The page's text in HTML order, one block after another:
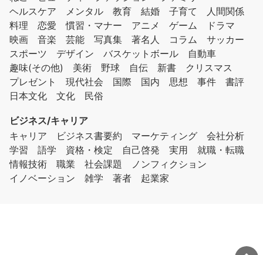
ヘルスケア
メンタル 教育 結婚 子育て
人間関係
料理
恋愛 慣習・マナー アニメ ゲーム
ドラマ
映画
音楽 芸能 写真集 著名人 コラム
サッカー
スポーツ
デザイン バスケットボール
自動車
趣味(その他)
美術 野球 自伝 新書
クリスマス
プレゼント
現代社会 国際 国内 思想 事件
書評
日本文化
文化 民俗
ビジネス/キャリア
キャリア
ビジネス書要約 マーケティング
会社分析
学習
語学 資格・検定 自己啓発 実用
就職・転職
情報技術
職業 社会課題
ノンフィクション
イノベーション
雑学 著者 起業家